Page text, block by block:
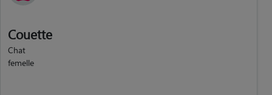
Couette
Chat
femelle